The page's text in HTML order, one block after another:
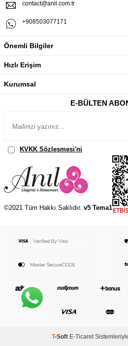
contact@anil.com.tr
+908503077171
Önemli Bilgiler
Hızlı Erişim
Kurumsal
E-BÜLTEN
KVKK Sözleşmesi'ni
©2021 Tüm Hakkı Saklıdır. v5 Tema1
T-Soft E-TicaretSistemleriyle